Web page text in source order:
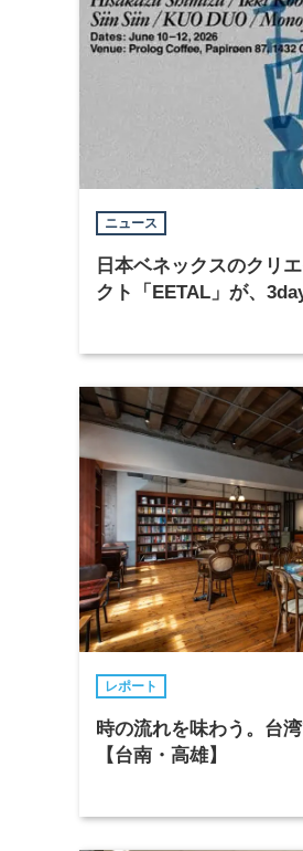
ニュース
日本ベネックスのクリ
クト「EETAL」が、
レポート
時の流れを味わう。台
【台南・高雄】